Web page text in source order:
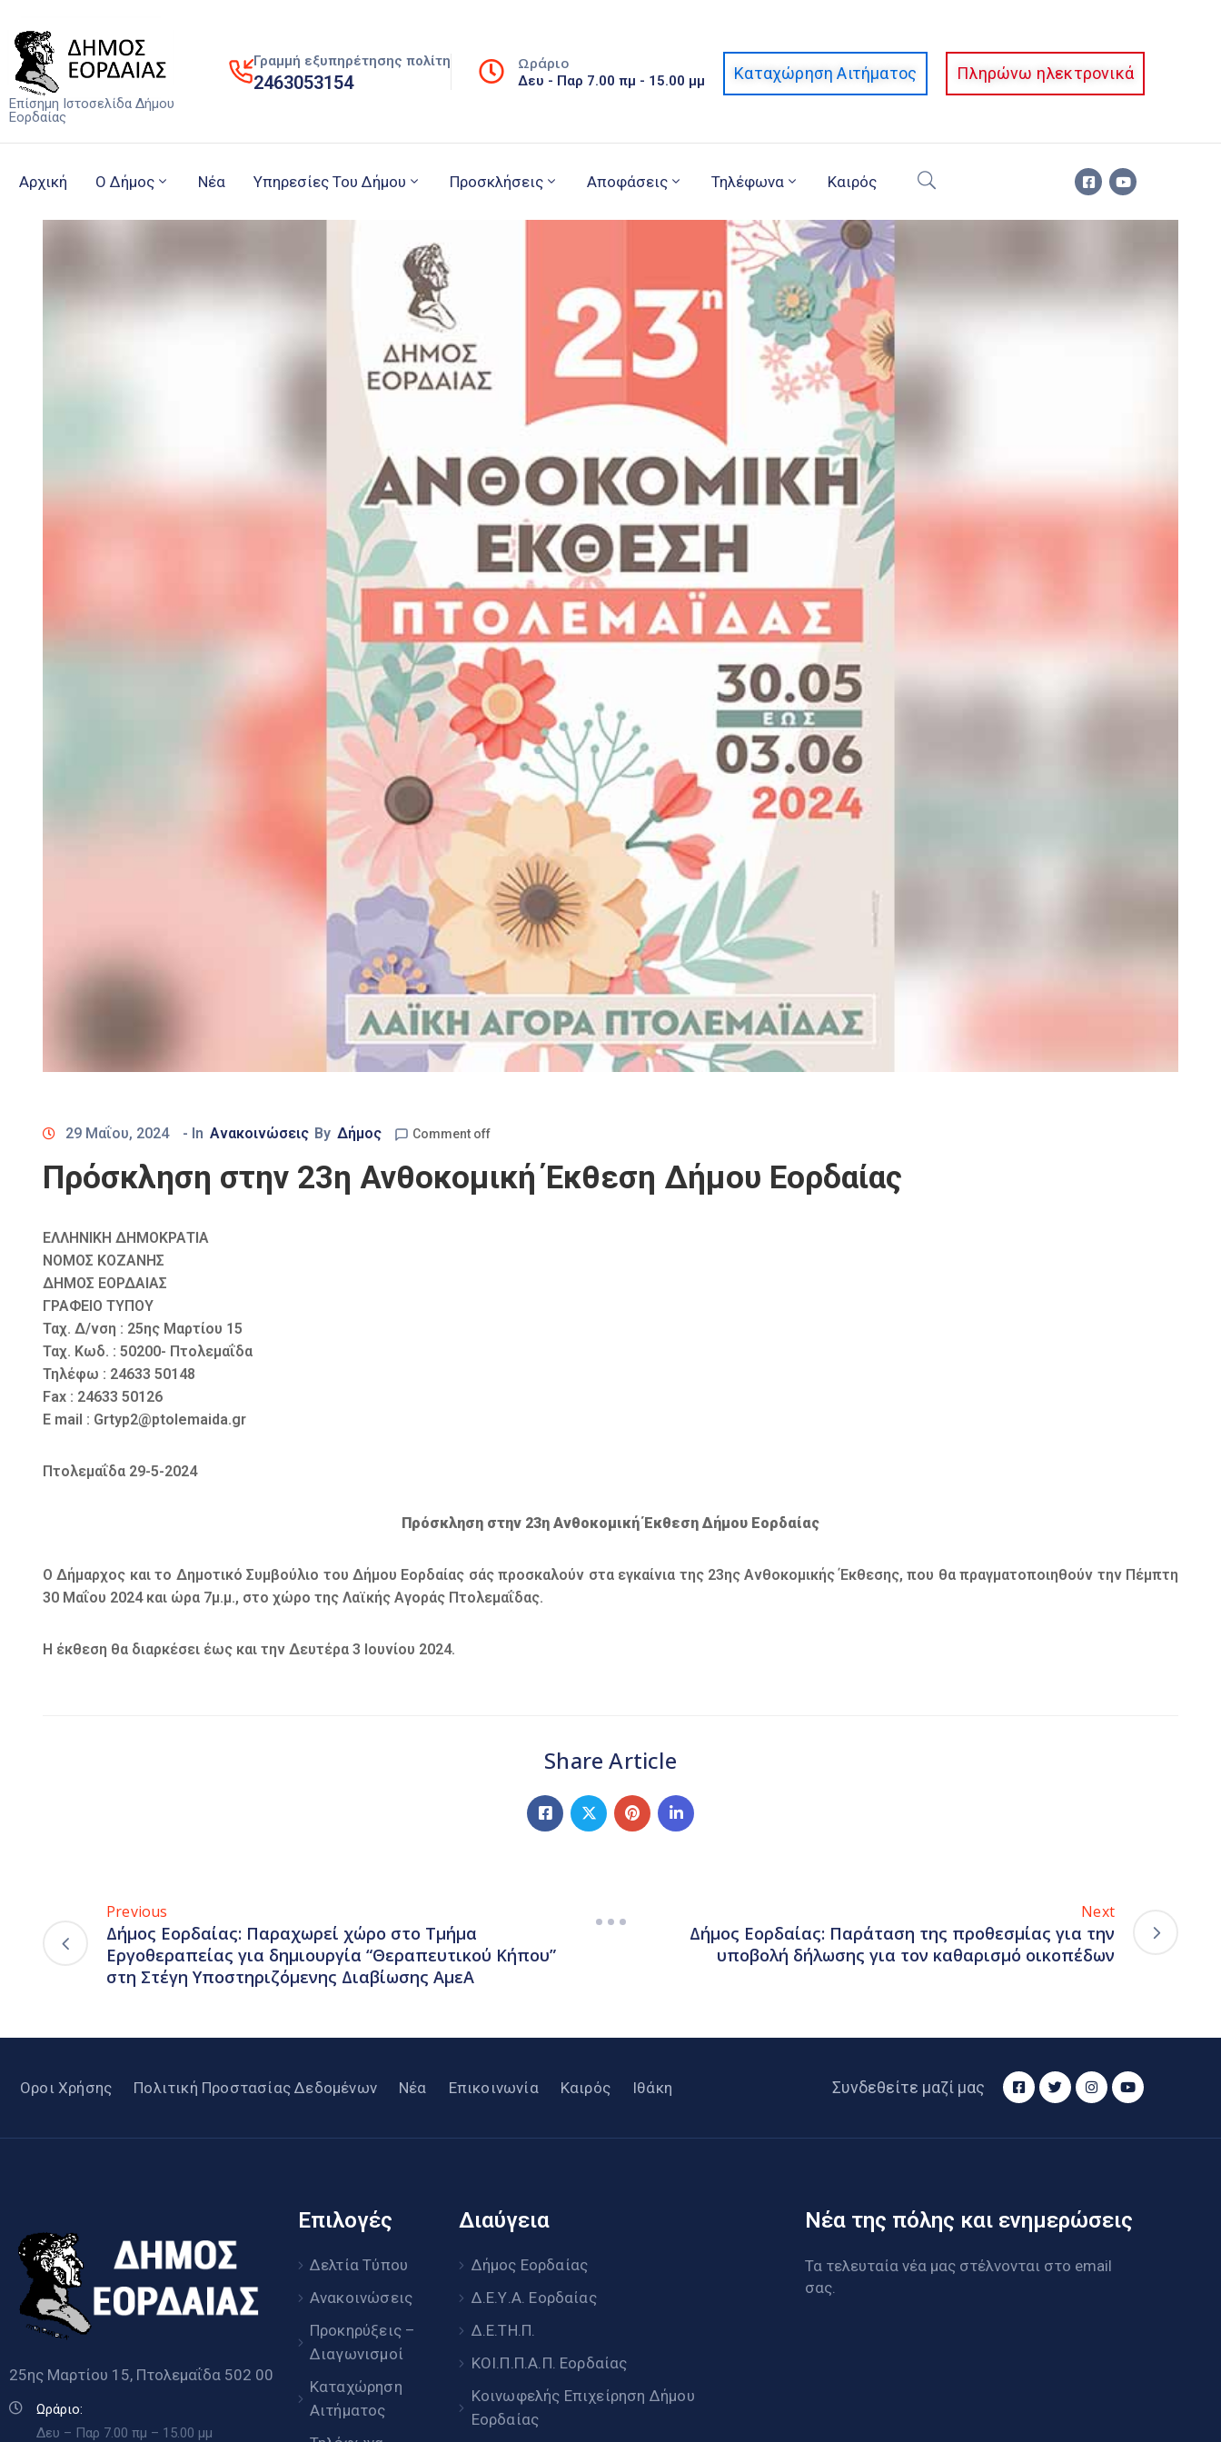
Επίσημη Ιστοσελίδα Δήμου
Εορδαίας
Γραμμή εξυπηρέτησης πολίτη
2463053154
Ωράριο
Δευ - Παρ 7.00 πμ - 15.00 μμ Καταχώρηση Αιτήματος Πληρώνω ηλεκτρονικά
Αρχική Ο Δήμος Νέα Υπηρεσίες Του Δήμου Προσκλήσεις Αποφάσεις Τηλέφωνα Καιρός
29 Μαΐου, 2024 - In Ανακοινώσεις By Δήμος Comment off
Πρόσκληση στην 23η Ανθοκομική Έκθεση Δήμου Εορδαίας
ΕΛΛΗΝΙΚΗ ΔΗΜΟΚΡΑΤΙΑ
ΝΟΜΟΣ ΚΟΖΑΝΗΣ
ΔΗΜΟΣ ΕΟΡΔΑΙΑΣ
ΓΡΑΦΕΙΟ ΤΥΠΟΥ
Ταχ. Δ/νση : 25ης Μαρτίου 15
Ταχ. Κωδ. : 50200- Πτολεμαΐδα
Τηλέφω : 24633 50148
Fax : 24633 50126
E mail : Grtyp2@ptolemaida.gr
Πτολεμαΐδα 29-5-2024
Πρόσκληση στην 23η Ανθοκομική Έκθεση Δήμου Εορδαίας
Ο Δήμαρχος και το Δημοτικό Συμβούλιο του Δήμου Εορδαίας σάς προσκαλούν στα εγκαίνια της 23ης Ανθοκομικής Έκθεσης, που θα πραγματοποιηθούν την Πέμπτη
30 Μαΐου 2024 και ώρα 7μ.μ., στο χώρο της Λαϊκής Αγοράς Πτολεμαΐδας.
Η έκθεση θα διαρκέσει έως και την Δευτέρα 3 Ιουνίου 2024.
Share Article
Previous
Δήμος Εορδαίας: Παραχωρεί χώρο στο Τμήμα
Εργοθεραπείας για δημιουργία “Θεραπευτικού Κήπου”
στη Στέγη Υποστηριζόμενης Διαβίωσης ΑμεΑ
Next
Δήμος Εορδαίας: Παράταση της προθεσμίας για την
υποβολή δήλωσης για τον καθαρισμό οικοπέδων
Οροι Χρήσης Πολιτική Προστασίας Δεδομένων Νέα Επικοινωνία Καιρός Ιθάκη Συνδεθείτε μαζί μας
25ης Μαρτίου 15, Πτολεμαΐδα 502 00
Ωράριο:
Δευ – Παρ 7.00 πμ – 15.00 μμ
Επιλογές
Δελτία Τύπου
Ανακοινώσεις
Προκηρύξεις –
Διαγωνισμοί
Καταχώρηση
Αιτήματος
Διαύγεια
Δήμος Εορδαίας
Δ.Ε.Υ.Α. Εορδαίας
Δ.Ε.ΤΗ.Π.
ΚΟΙ.Π.Π.Α.Π. Εορδαίας
Κοινωφελής Επιχείρηση Δήμου
Εορδαίας
Νέα της πόλης και ενημερώσεις
Τα τελευταία νέα μας στέλνονται στο email
σας.